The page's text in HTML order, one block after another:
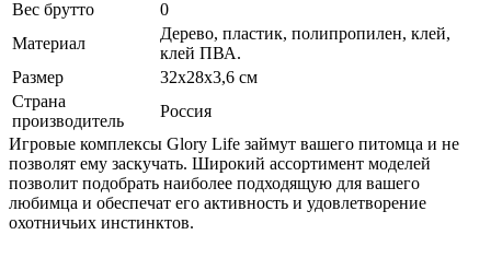
Вес брутто
0
Материал
Дерево, пластик, полипропилен, клей,
клей ПВА.
Размер
32х28х3,6 см
Страна
производитель
Россия
Игровые комплексы Glory Life займут вашего питомца и не
позволят ему заскучать. Широкий ассортимент моделей
позволит подобрать наиболее подходящую для вашего
любимца и обеспечат его активность и удовлетворение
охотничьих инстинктов.